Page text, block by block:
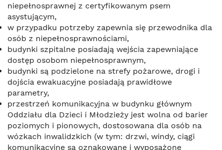
niepełnosprawnej z certyfikowanym psem
asystującym,
w przypadku potrzeby zapewnia się przewodnika dla
osób z niepełnosprawnościami,
budynki szpitalne posiadają wejścia zapewniające
dostęp osobom niepełnosprawnym,
budynki są podzielone na strefy pożarowe, drogi i
dojścia ewakuacyjne posiadają prawidłowe
parametry,
przestrzeń komunikacyjna w budynku głównym
Oddziału dla Dzieci i Młodzieży jest wolna od barier
poziomych i pionowych, dostosowana dla osób na
wózkach inwalidzkich (w tym: drzwi, windy, ciągi
komunikacyjne są oznakowane i wyposażone